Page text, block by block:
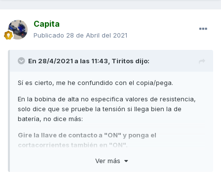
Capita
Publicado 28 de Abril del 2021
En 28/4/2021 a las 11:43, Tiritos dijo:
Sí es cierto, me he confundido con el copia/pega.
En la bobina de alta no especifica valores de resistencia,
solo dice que se pruebe la tensión si llega bien la de
batería, no dice más:
Gire la llave de contacto a "ON" y ponga el
cortacorrientes también en "ON".
Negro/Blanco y la sonda (-) a masa.
Ver más